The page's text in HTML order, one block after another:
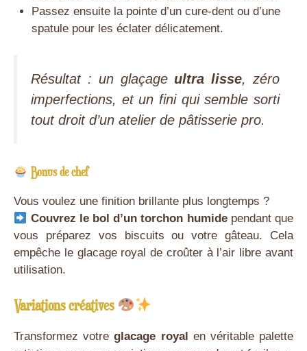
Passez ensuite la pointe d’un cure-dent ou d’une
spatule pour les éclater délicatement.
Résultat : un glaçageultra lisse, zéro
imperfections, et un fini qui semble sorti
tout droit d’un atelier de pâtisserie pro.
Bonus de chef
Vous voulez une finition brillante plus longtemps ?
Couvrez le bol d’un torchon humidependant que
vous préparez vos biscuits ou votre gâteau. Cela
empêche le glacage royal de croûter à l’air libre avant
utilisation.
Variations créatives
Transformez votreglacage royal en véritable palette